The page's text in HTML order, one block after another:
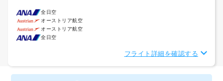
全日空
オーストリア航空
オーストリア航空
全日空
フライト詳細を確認する